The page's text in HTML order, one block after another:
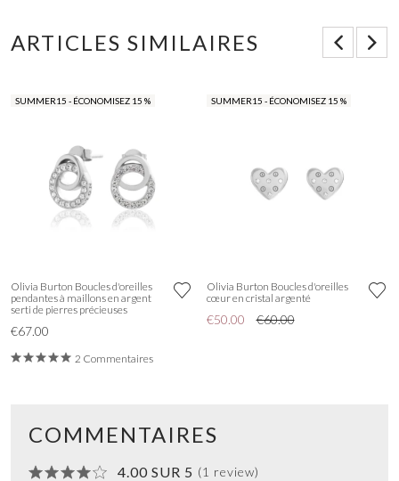
ARTICLES SIMILAIRES
SUMMER15 - ÉCONOMISEZ 15 %
Olivia Burton Boucles d'oreilles
pendantes à maillons en argent
serti de pierres précieuses
€67.00
2 Commentaires
SUMMER15 - ÉCONOMISEZ 15 %
Olivia Burton Boucles d'oreilles
cœur en cristal argenté
€50.00 €60.00
COMMENTAIRES
4.00 SUR 5 (1 review)